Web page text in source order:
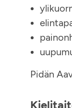
Pidän